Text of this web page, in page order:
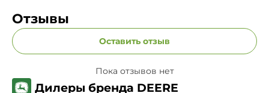
Отзывы
Оставить отзыв
Пока отзывов нет
Дилеры бренда DEERE